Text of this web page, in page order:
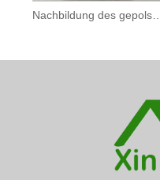
Nachbildung des gepolsterten Chandigarh-Loungesessels